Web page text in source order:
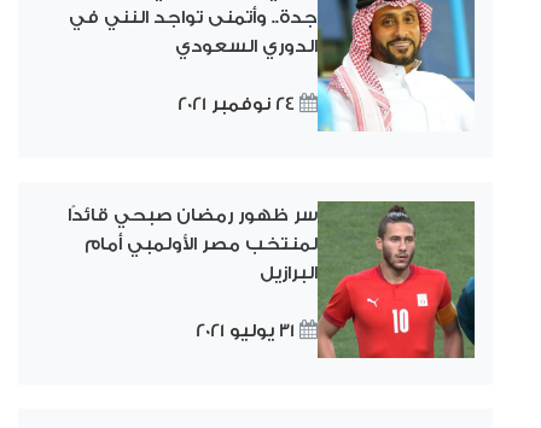
جدة.. وأتمنى تواجد النني في
الدوري السعودي
24 نوفمبر 2021
سر ظهور رمضان صبحي قائدًا
لمنتخب مصر الأولمبي أمام
البرازيل
31 يوليو 2021